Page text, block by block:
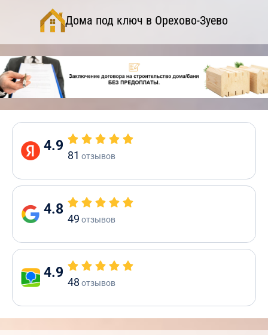
Дома под ключ в Орехово-Зуево
4.9
81 отзывов
4.8
49 отзывов
4.9
48 отзывов